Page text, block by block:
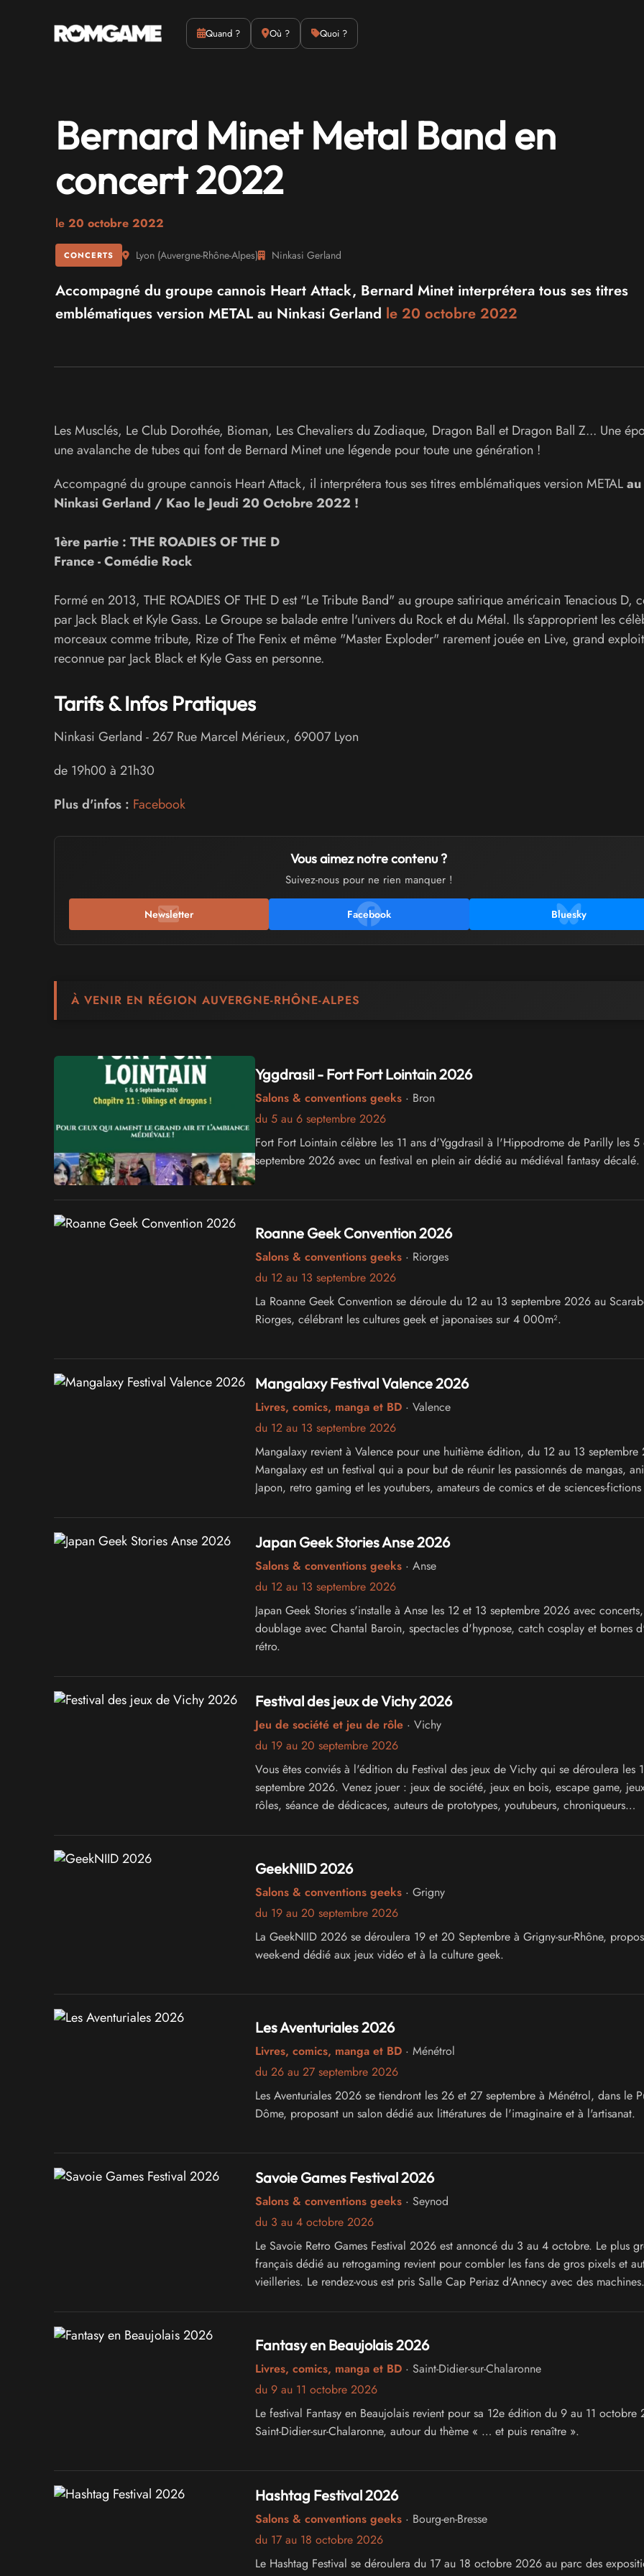
Quand ? Où ? Quoi ?
Actus Culture Emulation
Bernard Minet Metal Band en
concert 2022
le 20 octobre 2022
CONCERTS Lyon(Auvergne-Rhône-Alpes) Ninkasi Gerland
Accompagné du groupe cannois Heart Attack, Bernard Minet interprétera tous ses titres
emblématiques version METAL au Ninkasi Gerland le 20 octobre 2022
Les Musclés, Le Club Dorothée, Bioman, Les Chevaliers du Zodiaque, Dragon Ball et Dragon Ball Z... Une
une avalanche de tubes qui font de Bernard Minet une légende pour toute une génération !
Accompagné du groupe cannois Heart Attack, il interprétera tous ses titres emblématiques version METALau
Ninkasi Gerland / Kao le Jeudi 20 Octobre 2022 !
1ère partie : THE ROADIES OF THE D
France - Comédie Rock
Formé en 2013, THE ROADIES OF THE D est "Le Tribute Band" au groupe satirique américain Tenacious D,
par Jack Black et Kyle Gass. Le Groupe se balade entre l'univers du Rock et du Métal. Ils s'approprient les
morceaux comme tribute, Rize of The Fenix et même "Master Exploder" rarement jouée en Live, grand exploit
reconnue par Jack Black et Kyle Gass en personne.
Tarifs & Infos Pratiques
Ninkasi Gerland -267 Rue Marcel Mérieux, 69007 Lyon
de 19h00 à 21h30
Plus d'infos : Facebook
Vous aimez notre contenu ?
Suivez-nous pour ne rien manquer !
Newsletter Facebook Bluesky
À VENIR EN RÉGION AUVERGNE-RHÔNE-ALPES
Yggdrasil - Fort Fort Lointain 2026
Salons & conventions geeks· Bron
du 5 au 6 septembre 2026
Fort Fort Lointain célèbre les 11 ans d'Yggdrasil à l'Hippodrome de Parilly les 5
septembre 2026 avec un festival en plein air dédié au médiéval fantasy décalé.
Roanne Geek Convention 2026
Salons & conventions geeks· Riorges
du 12 au 13 septembre 2026
La Roanne Geek Convention se déroule du 12 au 13 septembre 2026 au
Riorges, célébrant les cultures geek et japonaises sur 4 000m².
Mangalaxy Festival Valence 2026
Livres, comics, manga et BD· Valence
du 12 au 13 septembre 2026
Mangalaxy revient à Valence pour une huitième édition, du 12 au 13
Mangalaxy est un festival qui a pour but de réunir les passionnés de mangas,
Japon, retro gaming et les youtubers, amateurs de comics et de sciences-fictions
Japan Geek Stories Anse 2026
Salons & conventions geeks· Anse
du 12 au 13 septembre 2026
Japan Geek Stories s'installe à Anse les 12 et 13 septembre 2026 avec concerts,
doublage avec Chantal Baroin, spectacles d'hypnose, catch cosplay et bornes
rétro.
Festival des jeux de Vichy 2026
Jeu de société et jeu de rôle· Vichy
du 19 au 20 septembre 2026
Vous êtes conviés à l'édition du Festival des jeux de Vichy qui se déroulera les
septembre 2026. Venez jouer : jeux de société, jeux en bois, escape game,
rôles, séance de dédicaces, auteurs de prototypes, youtubeurs, chroniqueurs
GeekNIID 2026
Salons & conventions geeks· Grigny
du 19 au 20 septembre 2026
La GeekNIID 2026 se déroulera 19 et 20 Septembre à Grigny-sur-Rhône,
week-end dédié aux jeux vidéo et à la culture geek.
Les Aventuriales 2026
Livres, comics, manga et BD· Ménétrol
du 26 au 27 septembre 2026
Les Aventuriales 2026 se tiendront les 26 et 27 septembre à Ménétrol, dans le
Dôme, proposant un salon dédié aux littératures de l'imaginaire et à l'artisanat.
Savoie Games Festival 2026
Salons & conventions geeks· Seynod
du 3 au 4 octobre 2026
Le Savoie Retro Games Festival 2026 est annoncé du 3 au 4 octobre. Le plus
français dédié au retrogaming revient pour combler les fans de gros pixels et
vieilleries. Le rendez-vous est pris Salle Cap Periaz d'Annecy avec des machines
de magnifiques invités !
Fantasy en Beaujolais 2026
Livres, comics, manga et BD· Saint-Didier-sur-Chalaronne
du 9 au 11 octobre 2026
Le festival Fantasy en Beaujolais revient pour sa 12e édition du 9 au 11 octobre
Saint-Didier-sur-Chalaronne, autour du thème « … et puis renaître ».
Hashtag Festival 2026
Salons & conventions geeks· Bourg-en-Bresse
du 17 au 18 octobre 2026
Le Hashtag Festival se déroulera du 17 au 18 octobre 2026 au parc des